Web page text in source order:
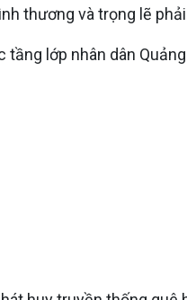
thương và trọng lẽ
lớp nhân dân